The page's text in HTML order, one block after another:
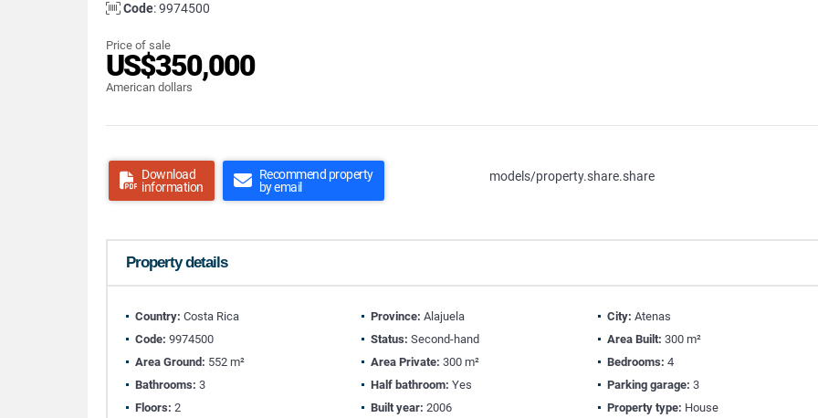
Code: 9974500
Price of sale
US$350,000
American dollars
Download
information
Recommend property
by email
models/property.share.share
Property details
Country: Costa Rica Province: Alajuela City: Atenas
Code: 9974500 Status: Second-hand Area Built: 300 m²
Area Ground: 552 m² Area Private: 300 m² Bedrooms: 4
Bathrooms: 3 Half bathroom: Yes Parking garage: 3
Floors: 2 Built year: 2006 Property type: House